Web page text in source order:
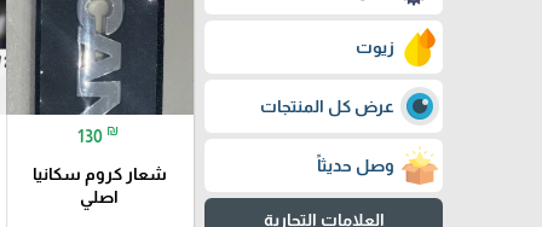
زيوت
عرض كل المنتجات
وصل حديثاً
العلامات التجارية
130 ₪
شعار كروم سكانيا
اصلي